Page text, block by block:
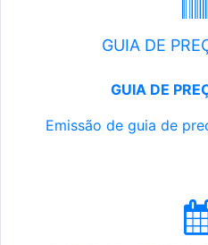
GUIA DE
GUIA DE
Emissão de guia de